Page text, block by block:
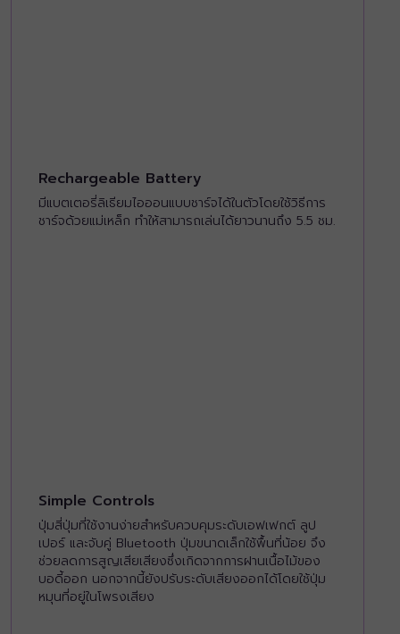
Rechargeable Battery
มีแบตเตอรี่ลิเธียมไอออนแบบชาร์จได้ในตัวโดยใช้วิธีการ
ชาร์จด้วยแม่เหล็ก ทำให้สามารถเล่นได้ยาวนานถึง 5.5 ชม.
Simple Controls
ปุ่มสี่ปุ่มที่ใช้งานง่ายสำหรับควบคุมระดับเอฟเฟกต์ ลูป
เปอร์ และจับคู่ Bluetooth ปุ่มขนาดเล็กใช้พื้นที่น้อย จึง
ช่วยลดการสูญเสียเสียงซึ่งเกิดจากการฝานเนื้อไม้ของ
บอดี้ออก นอกจากนี้ยังปรับระดับเสียงออกได้โดยใช้ปุ่ม
หมุนที่อยู่ในโพรงเสียง